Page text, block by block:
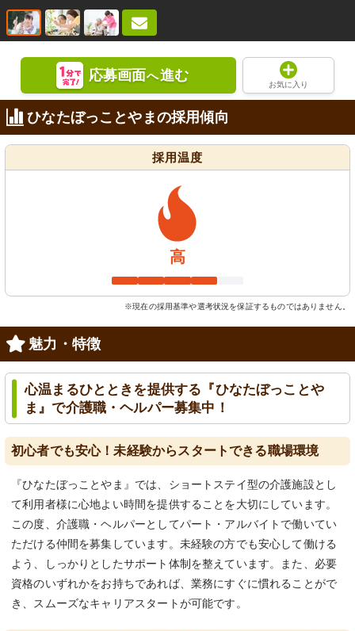
応募画面へ進む
お気に入り
ひなたぼっことやまの採用傾向
採用温度
高
※現在の採用基準や選考状況を保証するものではありません。
魅力・特徴
心温まるひとときを提供する『ひなたぼっことや
ま』で介護職・ヘルパー募集中！
初心者でも安心！未経験からスタートできる職場環境
『ひなたぼっことやま』では、ショートステイ型の介護施設とし
て利用者様に心地よい時間を提供することを大切にしています。
この度、介護職・ヘルパーとしてパート・アルバイトで働いてい
ただける仲間を募集しています。未経験の方でも安心して働ける
よう、しっかりとしたサポート体制を整えています。また、必要
資格のいずれかをお持ちであれば、業務にすぐに慣れることがで
き、スムーズなキャリアスタートが可能です。